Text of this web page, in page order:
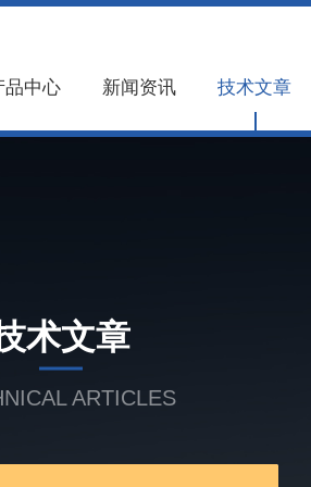
品中心 新闻资讯 技术文章
术文章
ARTICLES